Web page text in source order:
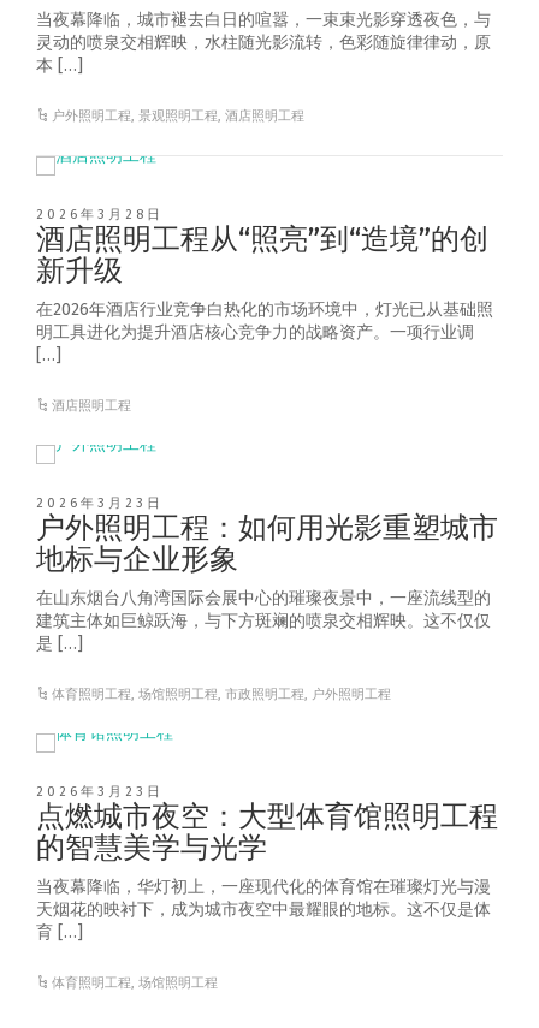
当夜幕降临，城市褪去白日的喧嚣，一束束光影穿透夜色，与
灵动的喷泉交相辉映，水柱随光影流转，色彩随旋律律动，原
本 […]
户外照明工程,景观照明工程,酒店照明工程
2026年3月28日
酒店照明工程从“照亮”到“造境”的创
新升级
在2026年酒店行业竞争白热化的市场环境中，灯光已从基础照
明工具进化为提升酒店核心竞争力的战略资产。一项行业调
[…]
酒店照明工程
2026年3月23日
户外照明工程：如何用光影重塑城市
地标与企业形象
在山东烟台八角湾国际会展中心的璀璨夜景中，一座流线型的
建筑主体如巨鲸跃海，与下方斑斓的喷泉交相辉映。这不仅仅
是 […]
体育照明工程,场馆照明工程,市政照明工程, 户外照明工程
2026年3月23日
点燃城市夜空：大型体育馆照明工程
的智慧美学与光学
当夜幕降临，华灯初上，一座现代化的体育馆在璀璨灯光与漫
天烟花的映衬下，成为城市夜空中最耀眼的地标。这不仅是体
育 […]
体育照明工程,场馆照明工程